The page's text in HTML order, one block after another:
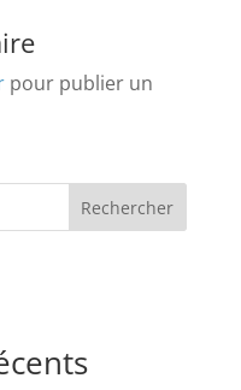
pour publier un
Rechercher